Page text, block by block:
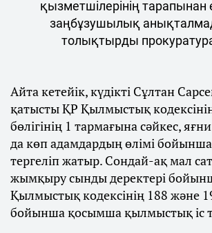
қызметшілерінің
заңбұзушылық
толықтырды прокуратура
Айта кетейік, күдікті Сұлтан
қатысты ҚР Қылмыстық
бөлігінің 1 тармағына сәйкес,
да көп адамдардың өлімі
тергеліп жатыр. Сондай-ақ мал
жымқыру сынды деректері
Қылмыстық кодексінің 188 және
бойынша қосымша қылмыстық іс